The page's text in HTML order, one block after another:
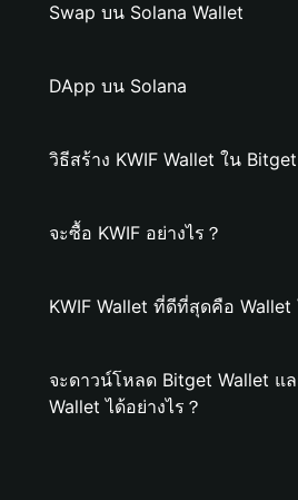
Swap บน Solana Wallet
DApp บน Solana
วิธีสร้าง KWIF Wallet ใน
จะซื้อ KWIF อย่างไร？
KWIF Wallet ที่ดีที่สุดคือ Wallet
จะดาวน์โหลด Bitget Wallet แล
Wallet ได้อย่างไร？